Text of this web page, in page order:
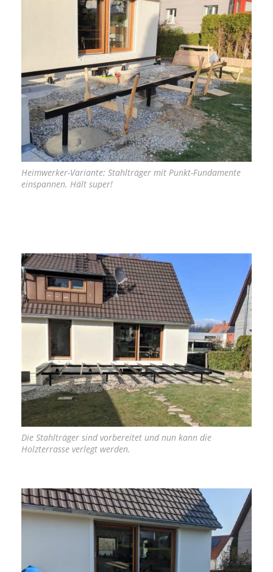
Heimwerker-Variante: Stahlträger mit Punkt-Fundamente
einspannen. Hält super!
Die Stahlträger sind vorbereitet und nun kann die
Holzterrasse verlegt werden.